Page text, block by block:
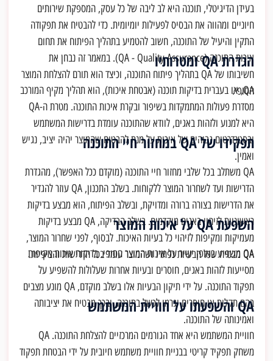
בעידן הדיגיטלי, תוכנה היא לב ליבה של כל עסק, המספקת שירותים
חיוניים ומהווה את הבסיס לפעילות יומיומית. כדי להבטיח את תפקודה
התקין והיעיל של התוכנה, חשוב להטמיע בתהליך הפיתוח את תחום
איכות התוכנה (QA - Quality Assurance). במאמר זה נבחן את
חשיבותו של QA בתהליך פיתוח התוכנה, וכיצד הוא תורם להצלחת המוצר
הסופי.
הגדרת QA ומטרותיו
QA, או בעברית בדיקות תוכנה (אבטחת איכות), הוא תהליך מקיף המורכב
מסדרת פעולות המתמקדות בשיפור ובקרת איכות התוכנה. מטרת ה-QA
היא למנוע ולזהות באגים, לוודא שהתוכנה עומדת בדרישות המשתמש
ובסטנדרטים גבוהים של איכות על מנת להבטיח שהמוצר יהיה יציב, נגיש
ואמין.
תפקידו של QA במחזור חיי התוכנה
QA משתלב בכל שלבי מחזור חיי התוכנה (מוקדם ככל האפשר), מהגדרת
הדרישות ועד לשחרור המוצר ללקוחות. בשלב התכנון, QA עוזר להגדיר
את הדרישות בצורה ברורה ומדויקת, ובשלב הפיתוח, הוא מבצע בדיקות
ראשוניות לזיהוי באגים מוקדמים. בשלב הבדיקה, QA מבצע בדיקות
מעמיקות ומקיפות לזיהוי כל בעיות האיכות. לבסוף, לפני שחרור המוצר,
QA מבטיח שכל הבעיות נפתרו ושהמוצר עומד בכל הדרישות והציפיות.
השפעת QA על איכות המוצר
QA משפיע באופן ישיר על איכות המוצר הסופי. בדיקות איכות מקיפות
מסייעות לזהות באגים, חוסרים ובעיות אחרות שעלולות להשפיע על
תפקוד התוכנה. על ידי תיקון הבעיות אלו בשלב מוקדם, QA מונע מצבים
בהם תקלות או חוסרים יגרמו לכשל בתוכנה, ובכך מבטיח את יציבותה
ואמינותה של התוכנה.
QA והשפעתו על חוויית המשתמש
חוויית המשתמש היא אחד הגורמים המרכזיים להצלחת התוכנה. QA
משחק תפקיד קריטי בבניית חוויית משתמש חיובית על ידי הבטחת תפקוד